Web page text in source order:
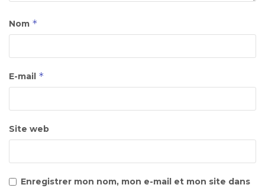
Nom *
E-mail *
Site web
Enregistrer mon nom, mon e-mail et mon site dans